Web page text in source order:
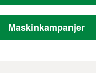
Maskinkampanjer